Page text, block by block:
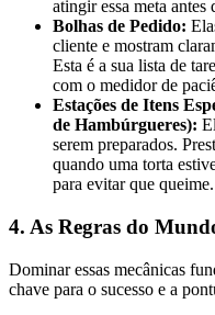
atingir essa meta antes
Bolhas de Pedido:
cliente e mostram
Esta é a sua lista de
com o medidor de
Estações de Itens
de Hambúrgueres):
serem preparados.
quando uma torta
para evitar que queime.
4. As Regras do
Dominar essas mecânicas
chave para o sucesso e a